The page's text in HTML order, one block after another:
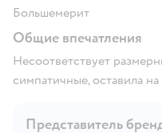
Большемерит
Общие впечатления
Несоответствует
симпатичные, оставила
Представитель